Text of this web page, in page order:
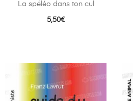
La spéléo dans ton cul
5,50€